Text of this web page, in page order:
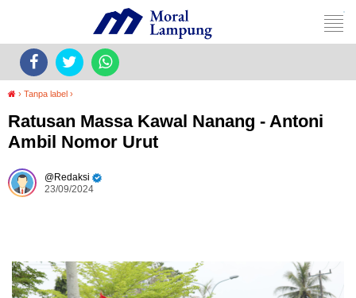
› Tanpa label ›
Ratusan Massa Kawal Nanang - Antoni
Ambil Nomor Urut
Redaksi
23/09/2024